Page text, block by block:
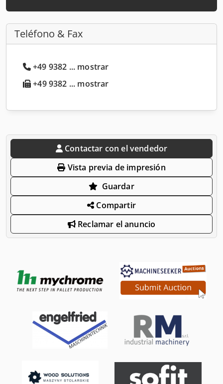
Teléfono & Fax
+49 9382 ... mostrar
+49 9382 ... mostrar
Contactar con el vendedor
Vista previa de impresión
Guardar
Compartir
Reclamar el anuncio